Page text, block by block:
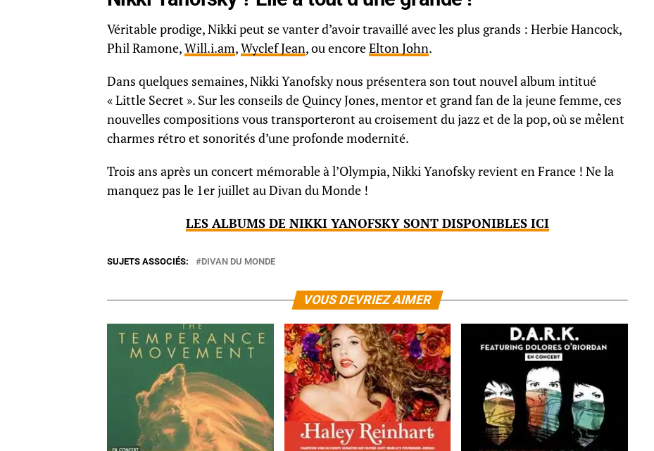
Véritable prodige, Nikki peut se vanter d’avoir travaillé avec les plus grands : Herbie Hancock,
Phil Ramone,Will.i.am,Wyclef Jean, ou encoreElton John.
Dans quelques semaines, Nikki Yanofsky nous présentera son tout nouvel album intitué
« Little Secret ». Sur les conseils de Quincy Jones, mentor et grand fan de la jeune femme, ces
nouvelles compositions vous transporteront au croisement du jazz et de la pop, où se mêlent
charmes rétro et sonorités d’une profonde modernité.
Trois ans après un concert mémorable à l’Olympia, Nikki Yanofsky revient en France ! Ne la
manquez pas le 1er juillet au Divan du Monde !
LES ALBUMS DE NIKKI YANOFSKY SONT DISPONIBLES ICI
SUJETS ASSOCIÉS: DIVAN DU MONDE
VOUS DEVRIEZ AIMER